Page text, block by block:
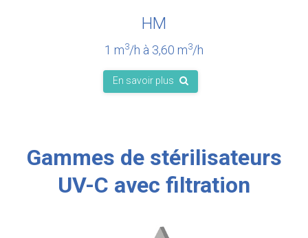
HM
1 m3/h à 3,60 m3/h
En savoir plus
Gammes de stérilisateurs
UV-C avec filtration